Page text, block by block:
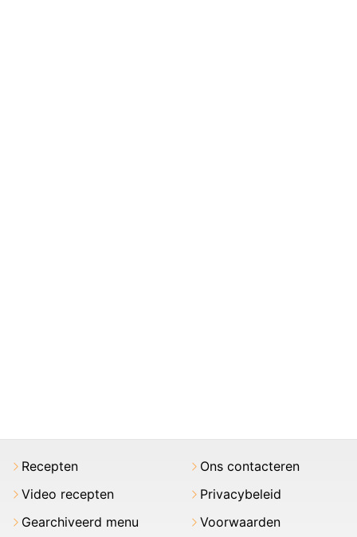
Recepten
Video recepten
Gearchiveerd menu
Ons contacteren
Privacybeleid
Voorwaarden